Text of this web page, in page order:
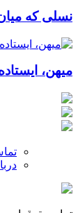
نسلی که
میهن،